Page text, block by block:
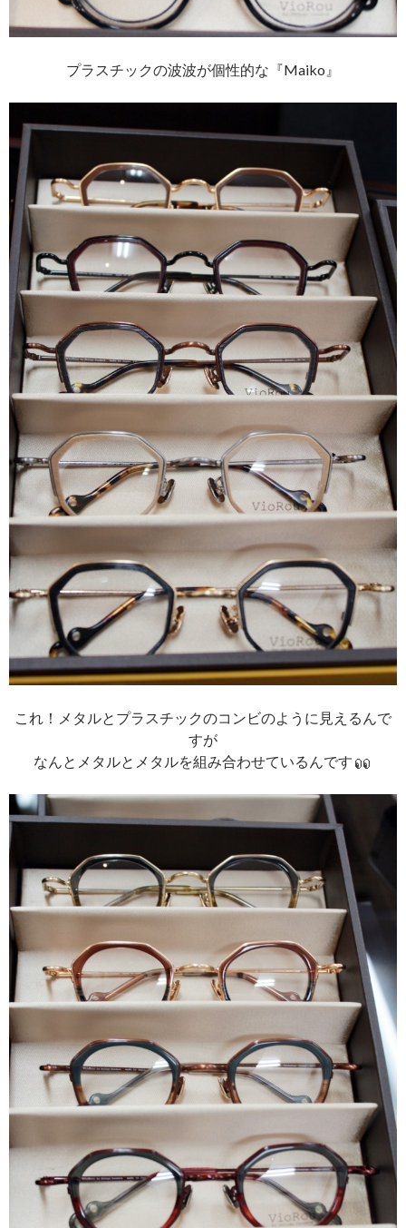
プラスチックの波波が個性的な『Maiko』
これ！メタルとプラスチックのコンビのように見えるんで
すが
なんとメタルとメタルを組み合わせているんです